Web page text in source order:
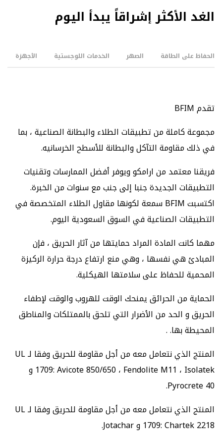
الغد الأكثر إشراقاً يبدأ اليوم
الحفاظ على الطاقة الصهر الخدمات اللوجستية الأجهزة
تقدم BFIM
مجموعة كاملة من تطبيقات الطلاء والبطانة الصناعية ، بما
في ذلك مقاومة التآكل والبطانة للأسطح الخرسانيه.
فريقنا معتمد من ارامكو ويوفر أفضل الممارسات وتقنيات
التطبيقات الجديدة جنبا إلى جنب مع سنوات من الخبرة.
اكتسبت BFIM سمعة لكونها مقاول الطلاء المتخصصة في
التطبيقات الصناعية في السوق السعودية اليوم.
مهما كانت المادة المراد حمايتها من آثار الحريق ، فإن
المبادئ هي نفسها ، وهي منع ارتفاع درجة حرارة الركيزة
المحمية للحفاظ على سلامتها الهيكلية.
الحماية من الحرائق يمنحك الوقت للهروب والوقت لإطفاء
الحريق و الحد من الأضرار التي تلحق بالممتلكات والمناطق
المحيطة بها. .
المنتج الذي نتعامل معه من أجل مقاومة للحريق وفقا لـ UL
1709: Avicote 850/650 ، Fendolite M11 ، Isolatek و
Pyrocrete 40.
المنتج الذي نتعامل معه من أجل مقاومة للحريق وفقا لـ UL
1709: Chartek 2218 و Jotachar.